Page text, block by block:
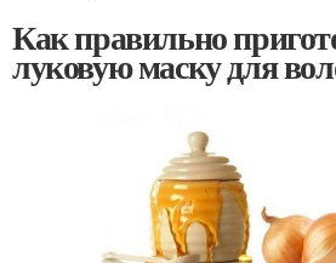
Как правильно
луковую маску для